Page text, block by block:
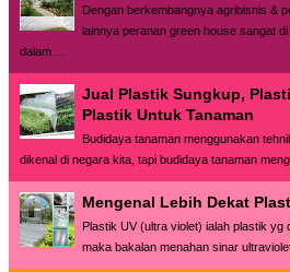
Dengan berkembangnya agribisnis &
lainnya peranan green house sangat
dalam ...
Jual Plastik Sungkup,
Plastik Untuk Tanaman
Budidaya tanaman menggunakan
dikenal di negara kita, tapi budidaya tanaman
Mengenal Lebih Dekat
Plastik UV (ultra violet) ialah plastik yg
maka bakalan menahan sinar